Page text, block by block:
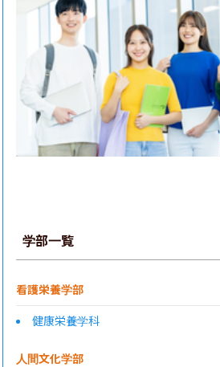
学部一覧
看護栄養学部
健康栄養学科
人間文化学部